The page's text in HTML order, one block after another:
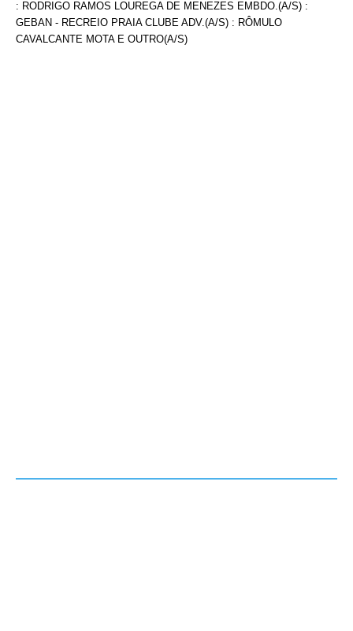
: RODRIGO RAMOS LOUREGA DE MENEZES EMBDO.(A/S) :
GEBAN - RECREIO PRAIA CLUBE ADV.(A/S) : RÔMULO
CAVALCANTE MOTA E OUTRO(A/S)